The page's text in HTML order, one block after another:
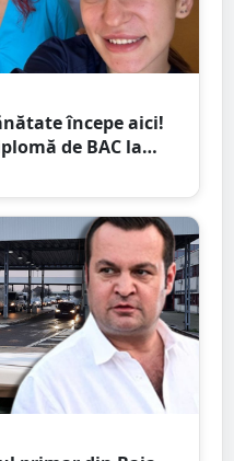
începe aici!
de BAC la
Coandă” Satu